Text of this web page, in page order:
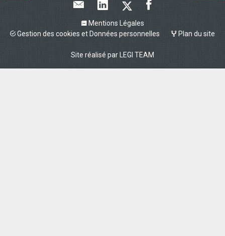
Mentions Légales
Gestion des cookies et Données personnelles
Plan du site
Site réalisé par LEGI TEAM